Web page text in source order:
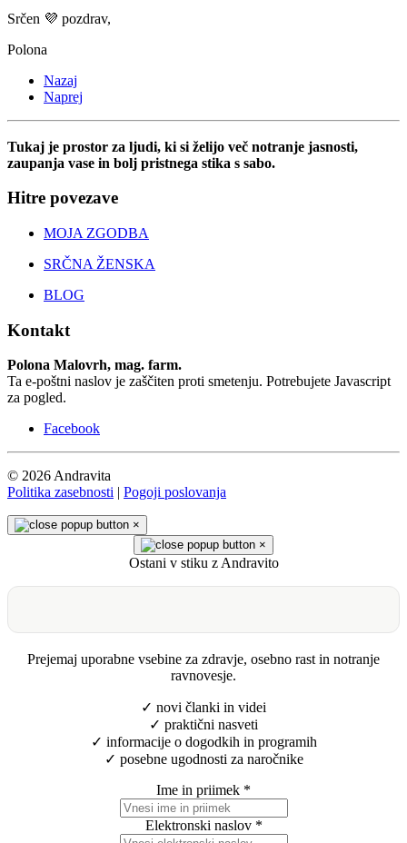
Srčen 💜 pozdrav,
Polona
Nazaj
Naprej
Tukaj je prostor za ljudi, ki si želijo več notranje jasnosti,
zaupanja vase in bolj pristnega stika s sabo.
Hitre povezave
MOJA ZGODBA
SRČNA ŽENSKA
BLOG
Kontakt
Polona Malovrh, mag. farm.
Ta e-poštni naslov je zaščiten proti smetenju. Potrebujete Javascript
za pogled.
Facebook
© 2026 Andravita
Politika zasebnosti | Pogoji poslovanja
×
×
Ostani v stiku z Andravito
Prejemaj uporabne vsebine za zdravje, osebno rast in notranje
ravnovesje.
✓ novi članki in videi
✓ praktični nasveti
✓ informacije o dogodkih in programih
✓ posebne ugodnosti za naročnike
Ime in priimek *
Elektronski naslov *